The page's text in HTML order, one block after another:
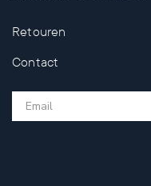
Retouren
Contact